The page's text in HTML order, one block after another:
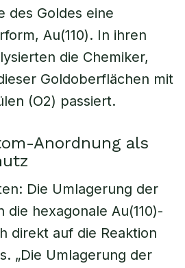
des Goldes eine
Au(110). In ihren
die Chemiker,
Goldoberflächen mit
(O2) passiert.
Anordnung als
Die Umlagerung der
die hexagonale Au(110)-
direkt auf die Reaktion
„Die Umlagerung der